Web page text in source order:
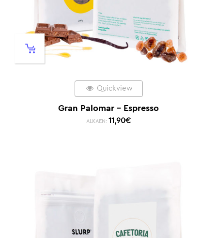
Quickview
Gran Palomar – Espresso
ALKAEN: 11,90€